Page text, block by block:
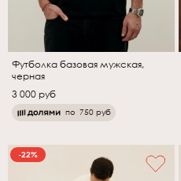
Футболка базовая мужская,
черная
3 000 руб
по 750 руб
-22%